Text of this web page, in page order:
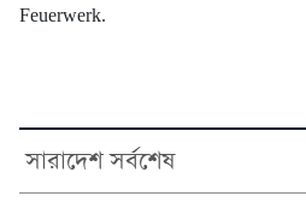
Feuerwerk.
সারাদেশ সর্বশেষ